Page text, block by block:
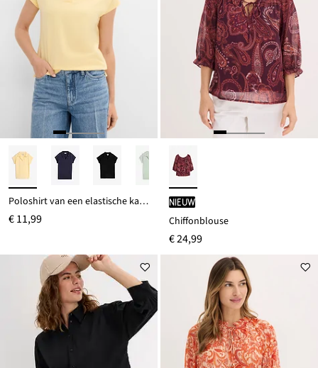
Poloshirt van een elastische katoenmix
€ 11,99
Nieuw
Chiffonblouse
€ 24,99